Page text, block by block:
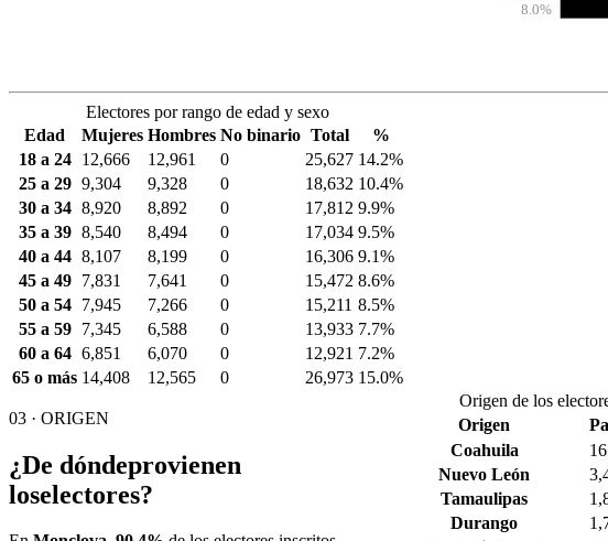
8.0%
Electores por rango de edad y sexo
Edad
Mujeres Hombres No binario Total
%
18 a 24
12,666 12,961 0 25,627 14.2%
25 a 29 9,304 9,328 0 18,632 10.4%
30 a 34 8,920 8,892 0 17,812 9.9%
35 a 39 8,540 8,494 0 17,034 9.5%
40 a 44 8,107 8,199 0 16,306 9.1%
45 a 49
7,831 7,641 0 15,472 8.6%
50 a 54
7,945 7,266 0 15,211 8.5%
55 a 59
7,345 6,588 0 13,933 7.7%
60 a 64 6,851 6,070 0 12,921 7.2%
65 o más 14,408 12,565 0 26,973 15.0%
03 · ORIGEN
¿De dóndeprovienen
loselectores?
Origen de los
Origen
Coahuila
Nuevo León
Tamaulipas
Durango